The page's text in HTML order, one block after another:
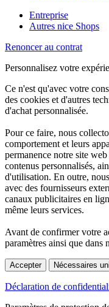
Entreprise
Autres nice Shops
Renoncer au contrat
Personnalisez votre
Ce n'est qu'avec votre
des cookies et d'autres
d'achat personnalisée.
Pour ce faire, nous
comportement et leurs
permanence notre site
contenus personnalisés,
d'utilisation. En outre,
avec des fournisseurs
canaux publicitaires en
même leurs services.
Avant de confirmer votre
paramètres ainsi que dans
Accepter Nécessaires
Déclaration de